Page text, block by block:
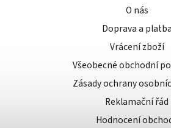
O nás
Doprava a platba
Vrácení zboží
Všeobecné obchodní
Zásady ochrany
Reklamační řád
Hodnocení